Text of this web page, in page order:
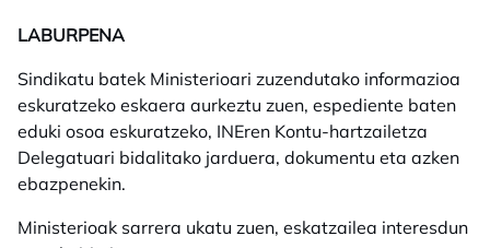
LABURPENA
Sindikatu batek Ministerioari zuzendutako informazioa
eskuratzeko eskaera aurkeztu zuen, espediente baten
eduki osoa eskuratzeko, INEren Kontu-hartzailetza
Delegatuari bidalitako jarduera, dokumentu eta azken
ebazpenekin.
Ministerioak sarrera ukatu zuen, eskatzailea interesdun